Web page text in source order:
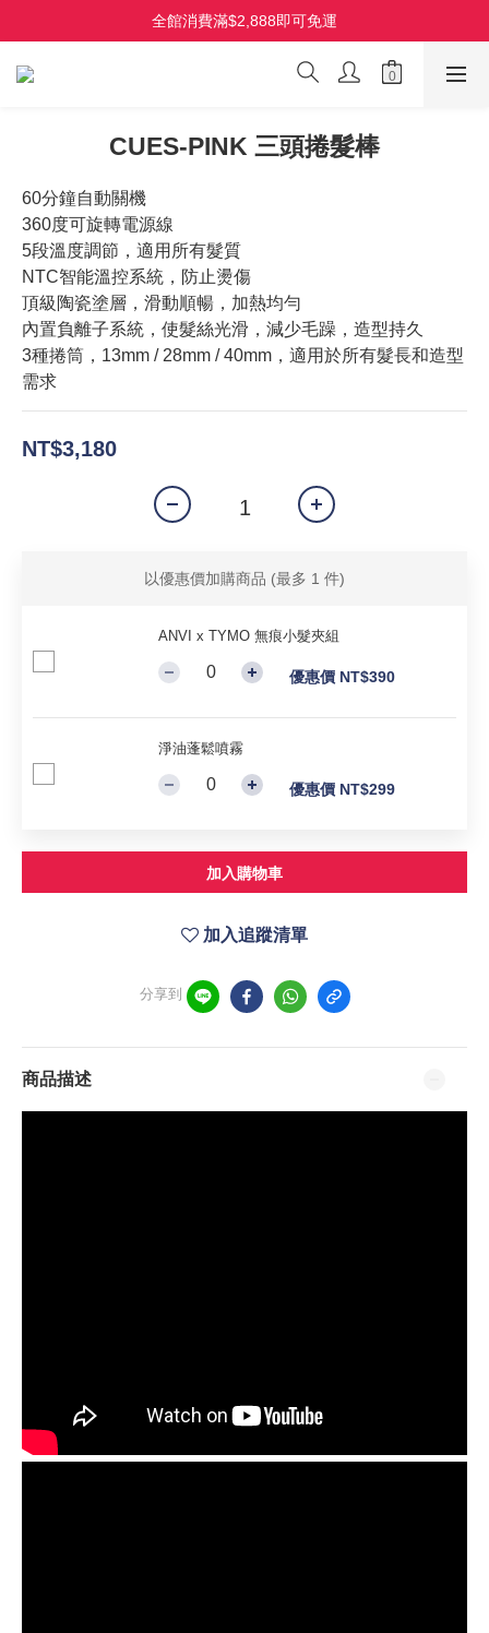
HOLO 3D 水潤離子夾 全新上市 首批限量
全館消費滿$2,888即可免運
TYMO Line 好友募集中，加入點選選單即可領$100 購物金
CUES-PINK 三頭捲髮棒
60分鐘自動關機
360度可旋轉電源線
5段溫度調節，適用所有髮質
NTC智能溫控系統，防止燙傷
頂級陶瓷塗層，滑動順暢，加熱均勻
內置負離子系統，使髮絲光滑，減少毛躁，造型持久
3種捲筒，13mm / 28mm / 40mm，適用於所有髮長和造型
需求
NT$3,180
以優惠價加購商品 (最多 1 件)
ANVI x TYMO 無痕小髮夾組
優惠價 NT$390
淨油蓬鬆噴霧
優惠價 NT$299
加入購物車
加入追蹤清單
分享到
商品描述